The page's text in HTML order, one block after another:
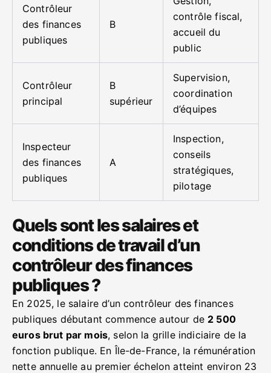
Contrôleur
des finances
publiques
B
contrôle fiscal,
accueil du
public
Contrôleur
principal
B
supérieur
Supervision,
coordination
d’équipes
Inspecteur
des finances
publiques
A
Inspection,
conseils
stratégiques,
pilotage
Quels sont les salaires et
conditions de travail d’un
contrôleur des finances
publiques ?
En 2025, le salaire d’un contrôleur des finances
publiques débutant commence autour de 2 500
euros brut par mois, selon la grille indiciaire de la
fonction publique. En Île-de-France, la rémunération
nette annuelle au premier échelon atteint environ 23